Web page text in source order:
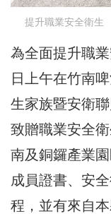
提升職業安全衛生
為全面提升職
日上午在竹南
生家族暨安衛
致贈職業安全
南及銅鑼產業
成員證書、安
程，並有來自